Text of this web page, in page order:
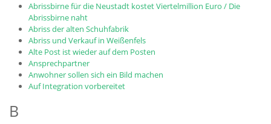
Abrissbirne für die Neustadt kostet Viertelmillion Euro / Die
Abrissbirne naht
Abriss der alten Schuhfabrik
Abriss und Verkauf in Weißenfels
Alte Post ist wieder auf dem Posten
Ansprechpartner
Anwohner sollen sich ein Bild machen
Auf Integration vorbereitet
B